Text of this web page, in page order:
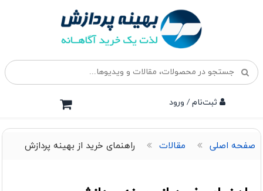
ثبت‌نام / ورود
صفحه اصلی مقالات راهنمای خرید از بهینه پردازش